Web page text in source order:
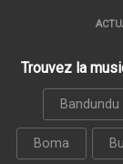
Trouvez la
Bandundu
Boma